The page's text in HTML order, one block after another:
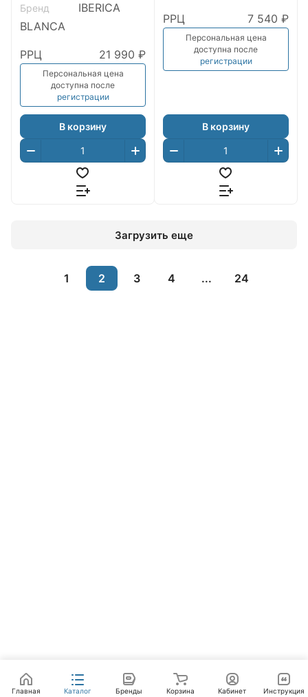
Бренд
IBERICA
BLANCA
РРЦ 21 990 ₽
Персональная цена
доступна после
регистрации
В корзину
РРЦ 7 540 ₽
Персональная цена
доступна после
регистрации
В корзину
Загрузить еще
1 2 3 4 ... 24
Главная Каталог Бренды Корзина Кабинет Инструкция